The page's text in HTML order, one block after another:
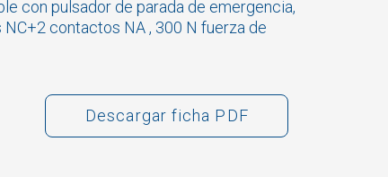
con pulsador de parada de emergencia,
contactos NA , 300 N fuerza de
Descargar ficha PDF